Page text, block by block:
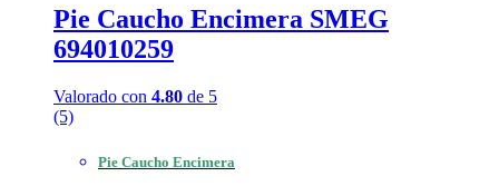
Pie Caucho Encimera SMEG
694010259
Valorado con 4.80 de 5
(5)
Pie Caucho Encimera